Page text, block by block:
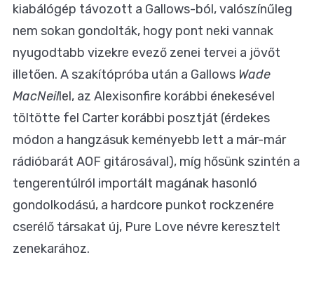
BLOG
kiabálógép távozott a Gallows-ból, valószínűleg
nem sokan gondolták, hogy pont neki vannak
nyugodtabb vizekre evező zenei tervei a jövőt
illetően. A szakítópróba után a Gallows Wade
MacNeillel, az Alexisonfire korábbi énekesével
töltötte fel Carter korábbi posztját (érdekes
módon a hangzásuk keményebb lett a már-már
rádióbarát AOF gitárosával), míg hősünk szintén a
tengerentúlról importált magának hasonló
gondolkodású, a hardcore punkot rockzenére
cserélő társakat új, Pure Love névre keresztelt
zenekarához.